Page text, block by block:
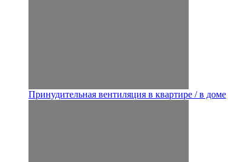
Принудительная вентиляция в квартире / в доме